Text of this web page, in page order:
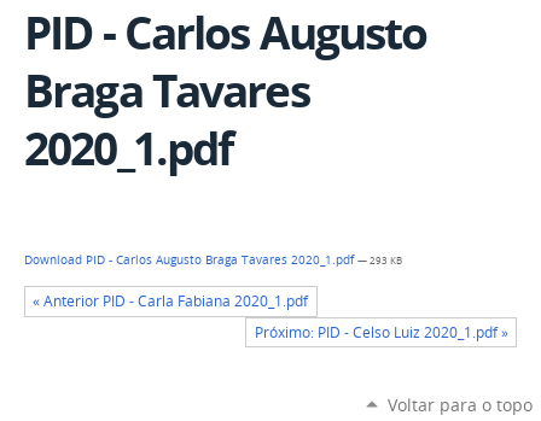
PID - Carlos Augusto
Braga Tavares
2020_1.pdf
Download PID - Carlos Augusto Braga Tavares 2020_1.pdf— 293 KB
« Anterior PID - Carla Fabiana 2020_1.pdf
Próximo: PID - Celso Luiz 2020_1.pdf »
Voltar para o topo